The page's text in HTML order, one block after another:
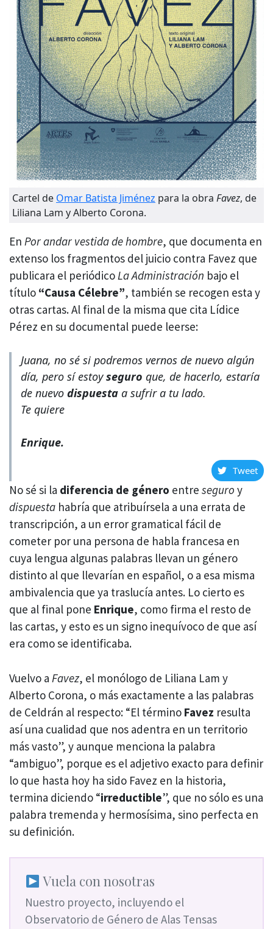
Cartel de Omar Batista Jiménez para la obra Favez, de
Liliana Lam y Alberto Corona.
En Por andar vestida de hombre, que documenta en
extenso los fragmentos del juicio contra Favez que
publicara el periódico La Administración bajo el
título “Causa Célebre”, también se recogen esta y
otras cartas. Al final de la misma que cita Lídice
Pérez en su documental puede leerse:
Juana, no sé si podremos vernos de nuevo algún
día, pero sí estoyseguro que, de hacerlo, estaría
de nuevo dispuesta a sufrir a tu lado.
Te quiere
Enrique.
Tweet
No sé si la diferencia de género entre seguro y
dispuesta habría que atribuírsela a una errata de
transcripción, a un error gramatical fácil de
cometer por una persona de habla francesa en
cuya lengua algunas palabras llevan un género
distinto al que llevarían en español, o a esa misma
ambivalencia que ya traslucía antes. Lo cierto es
que al final pone Enrique, como firma el resto de
las cartas, y esto es un signo inequívoco de que así
era como se identificaba.
Vuelvo a Favez, el monólogo de Liliana Lam y
Alberto Corona, o más exactamente a las palabras
de Celdrán al respecto: “El término Favez resulta
así una cualidad que nos adentra en un territorio
más vasto”, y aunque menciona la palabra
“ambiguo”, porque es el adjetivo exacto para definir
lo que hasta hoy ha sido Favez en la historia,
termina diciendo “irreductible”, que no sólo es una
palabra tremenda y hermosísima, sino perfecta en
su definición.
Vuela con nosotras
Nuestro proyecto, incluyendo el
Observatorio de Género de Alas Tensas